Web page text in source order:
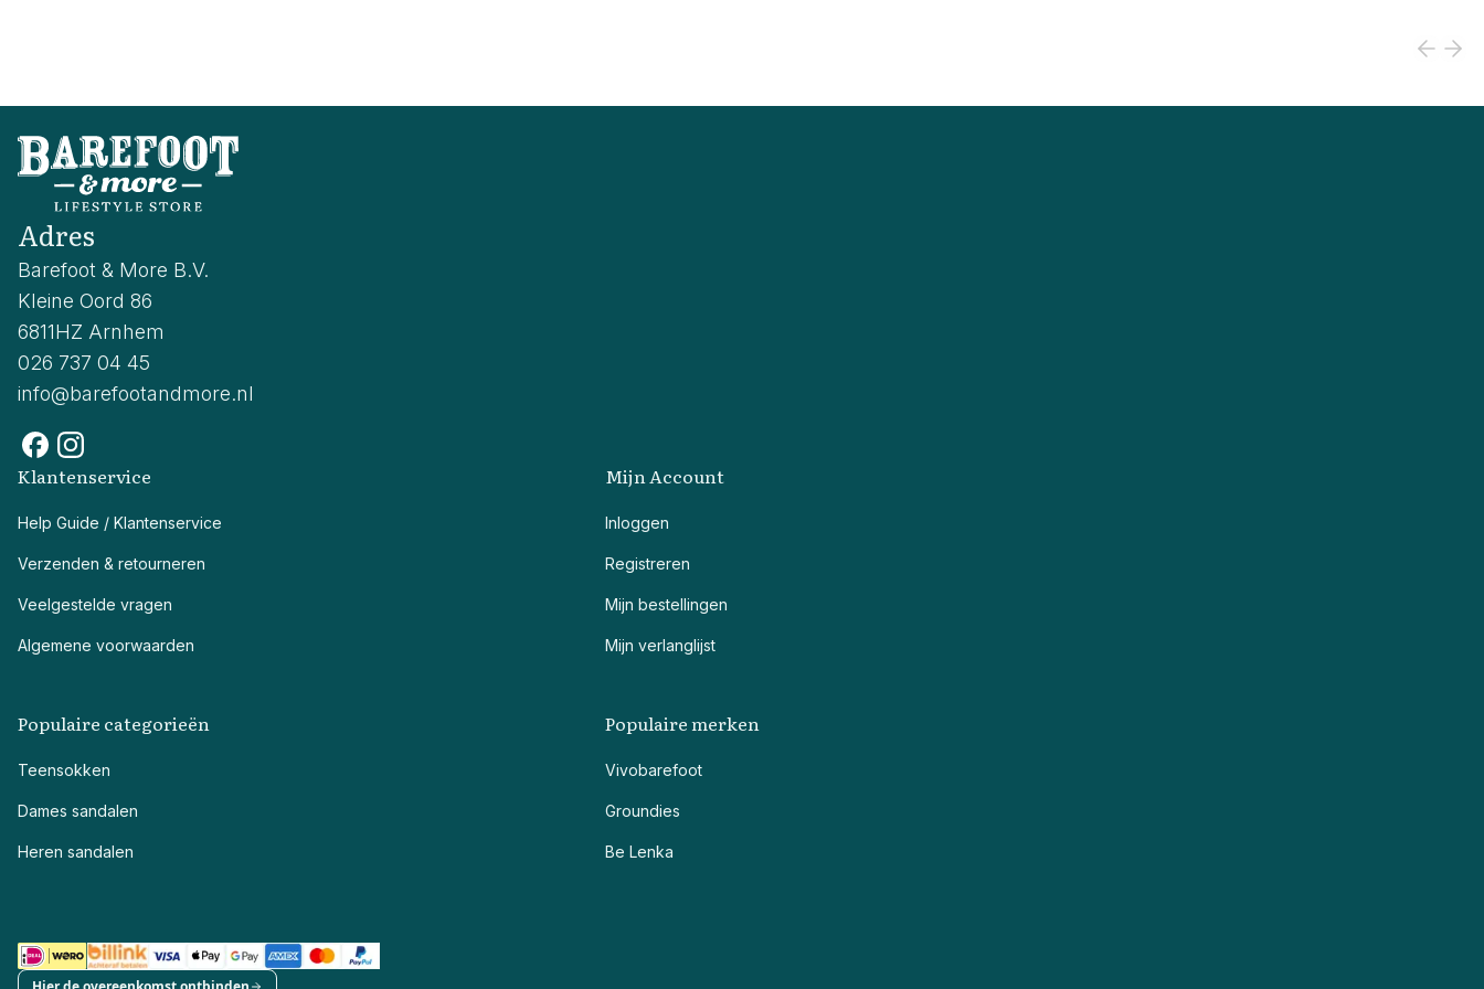
Adres
Barefoot & More B.V.
Kleine Oord 86
6811HZ Arnhem
026 737 04 45
info@barefootandmore.nl
Klantenservice
Help Guide / Klantenservice
Verzenden & retourneren
Veelgestelde vragen
Algemene voorwaarden
Mijn Account
Inloggen
Registreren
Mijn bestellingen
Mijn verlanglijst
Populaire categorieën
Teensokken
Dames sandalen
Heren sandalen
Populaire merken
Vivobarefoot
Groundies
Be Lenka